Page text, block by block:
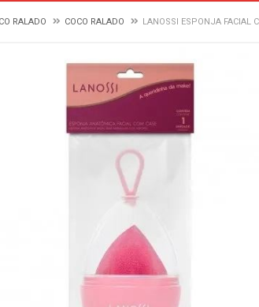
RALADO COCO RALADO LANOSSI ESPONJA FACIAL